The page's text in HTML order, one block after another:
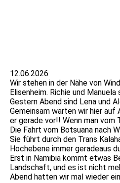
12.06.2026
Wir stehen in der Nähe von
Elisenheim. Richie und
Gestern Abend sind Lena und
Gemeinsam warten wir hier auf
er gerade vor!! Wenn man
Die Fahrt vom Botsuana nach
Sie führt durch den Trans
Hochebene immer geradeaus
Erst in Namibia kommt etwas
Landschaft, und es ist nicht
Abend hatten wir mal wieder